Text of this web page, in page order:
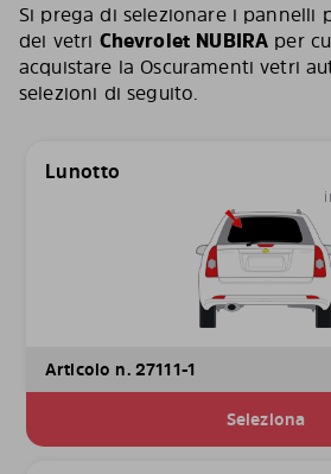
Si prega di selezionare i pannelli
dei vetri Chevrolet NUBIRA per
acquistare la Oscuramenti vetri
selezioni di seguito.
Lunotto
Articolo n. 27111-1
Seleziona